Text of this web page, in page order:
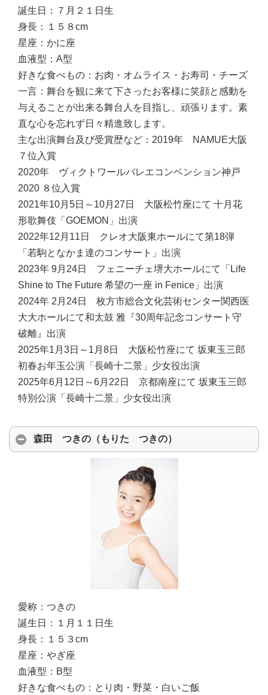
誕生日：
７月２１日生
身長：
１５８cm
星座： かに座
血液型： A型
好きな食べもの： お肉・オムライス・お寿司・チーズ
一言： 舞台を観に来て下さったお客様に笑顔と感動を
与えることが出来る舞台人を目指し、頑張ります。素
直な心を忘れず日々精進致します。
主な出演舞台及び受賞歴など： 2019年 NAMUE大阪
７位入賞
2020年 ヴィクトワールバレエコンベンション神戸
2020 ８位入賞
2021年10月5日～10月27日 大阪松竹座にて 十月花
形歌舞伎「GOEMON」出演
2022年12月11日 クレオ大阪東ホールにて第18弾
「若駒となかま達のコンサート」出演
2023年 9月24日 フェニーチェ堺大ホールにて「Life
Shine to The Future 希望の一座 in Fenice」出演
2024年 2月24日 枚方市総合文化芸術センター関西医
大大ホールにて和太鼓 雅『30周年記念コンサート守
破離』出演
2025年1月3日～1月8日 大阪松竹座にて 坂東玉三郎
初春お年玉公演「長崎十二景」少女役出演
2025年6月12日～6月22日 京都南座にて 坂東玉三郎
特別公演「長崎十二景」少女役出演
森田 つきの（もりた つきの）
愛称： つきの
誕生日：
１月１１日生
身長：
１５３cm
星座： やぎ座
血液型： B型
好きな食べもの： とり肉・野菜・白いご飯